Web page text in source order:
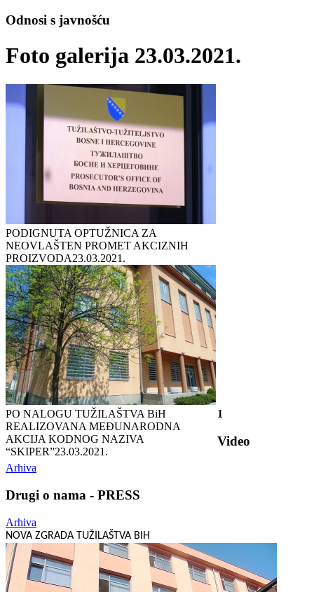
Odnosi s javnošću
Foto galerija 23.03.2021.
PODIGNUTA OPTUŽNICA ZA
NEOVLAŠTEN PROMET AKCIZNIH
PROIZVODA23.03.2021.
PO NALOGU TUŽILAŠTVA BiH
REALIZOVANA MEĐUNARODNA
AKCIJA KODNOG NAZIVA
“SKIPER”23.03.2021.
1
Video
Arhiva
Drugi o nama - PRESS
Arhiva
NOVA ZGRADA TUŽILAŠTVA BIH